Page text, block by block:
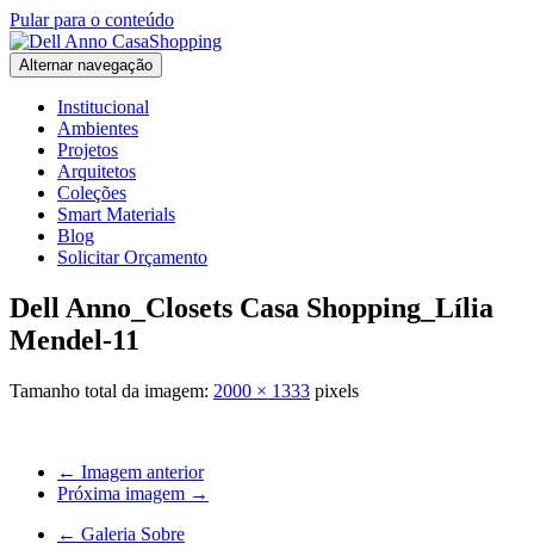
Pular para o conteúdo
Alternar navegação
Institucional
Ambientes
Projetos
Arquitetos
Coleções
Smart Materials
Blog
Solicitar Orçamento
Dell Anno_Closets Casa Shopping_Lília
Mendel-11
Tamanho total da imagem: 2000 × 1333 pixels
← Imagem anterior
Próxima imagem →
← Galeria Sobre